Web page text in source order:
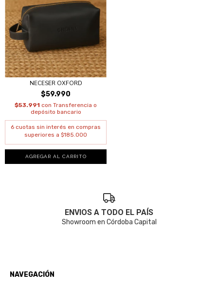
NECESER OXFORD
$59.990
$53.991 con Transferencia o
depósito bancario
AGREGAR AL CARRITO
ENVIOS A TODO EL PAÍS
Showroom en Córdoba Capital
NAVEGACIÓN